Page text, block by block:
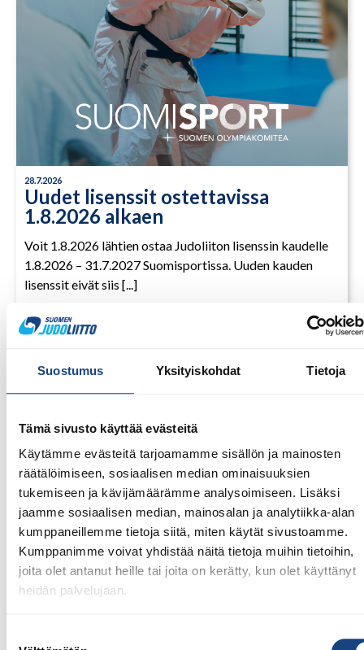
Suostumus Yksityiskohdat Tietoja
Tämä sivusto käyttää evästeitä
Käytämme evästeitä tarjoamamme sisällön ja mainosten
räätälöimiseen, sosiaalisen median ominaisuuksien
tukemiseen ja kävijämäärämme analysoimiseen. Lisäksi
jaamme sosiaalisen median, mainosalan ja analytiikka-alan
kumppaneillemme tietoja siitä, miten käytät sivustoamme.
Kumppanimme voivat yhdistää näitä tietoja muihin tietoihin,
joita olet antanut heille tai joita on kerätty, kun olet käyttänyt
heidän palvelujaan.
28.7.2026
Uudet lisenssit ostettavissa
1.8.2026 alkaen
Voit 1.8.2026 lähtien ostaa Judoliiton lisenssin kaudelle
1.8.2026 – 31.7.2027 Suomisportissa. Uuden kauden
lisenssit eivät siis [...]
LUE LISÄÄ